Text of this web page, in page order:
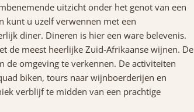
uitzicht onder het genot van een
kunt u uzelf verwennen met een
diner. Dineren is hier een ware belevenis.
de meest heerlijke Zuid-Afrikaanse wijnen. De
omgeving te verkennen. De activiteiten
biken, tours naar wijnboerderijen en
verblijf te midden van een prachtige